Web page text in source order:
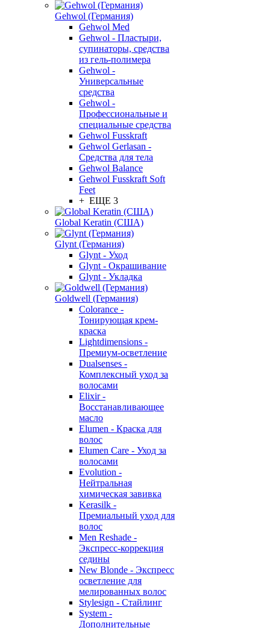
Gehwol (Германия)
Gehwol Med
Gehwol - Пластыри,
супинаторы, средства
из гель-полимера
Gehwol -
Универсальные
средства
Gehwol -
Профессиональные и
специальные средства
Gehwol Fusskraft
Gehwol Gerlasan -
Средства для тела
Gehwol Balance
Gehwol Fusskraft Soft
Feet
+ ЕЩЕ 3
Global Keratin (США)
Glynt (Германия)
Glynt - Уход
Glynt - Окрашивание
Glynt - Укладка
Goldwell (Германия)
Colorance -
Тонирующая крем-
краска
Lightdimensions -
Премиум-осветление
Dualsenses -
Комплексный уход за
волосами
Elixir -
Восстанавливающее
масло
Elumen - Краска для
волос
Elumen Care - Уход за
волосами
Evolution -
Нейтральная
химическая завивка
Kerasilk -
Премиальный уход для
волос
Men Reshade -
Экспресс-коррекция
седины
New Blonde - Экспресс
осветление для
мелированных волос
Stylesign - Стайлинг
System -
Дополнительные